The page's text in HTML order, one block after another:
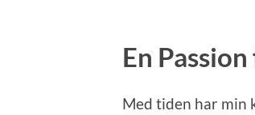
En
Med tiden har min